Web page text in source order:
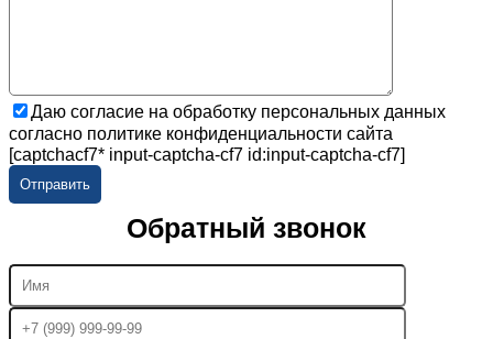
Даю согласие на обработку персональных данных
согласно политике конфиденциальности сайта
[captchacf7* input-captcha-cf7 id:input-captcha-cf7]
Обратный звонок